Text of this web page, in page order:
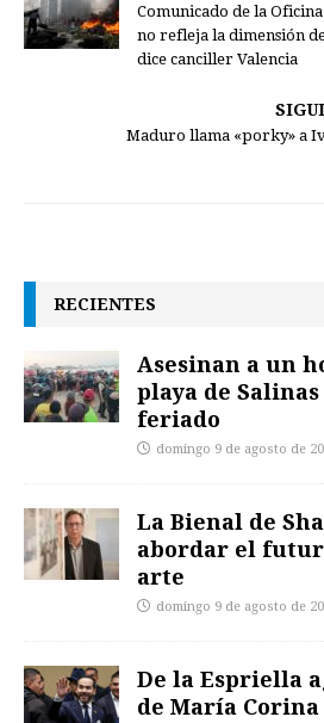
Comunicado de la
no refleja la dimensión
dice canciller Valencia
Maduro llama «porky» a
RECIENTES
Asesinan a un
playa de
feriado
domingo 9 de agosto de
La Bienal de
abordar el
arte
domingo 9 de agosto de
De la Espriella
de María Corina